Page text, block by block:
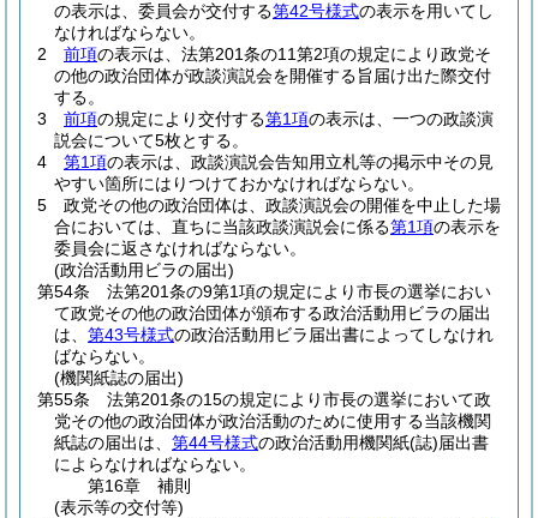
の表示は、委員会が交付する第42号様式の表示を用いてし
なければならない。
2
前項の表示は、法第201条の11第2項の規定により政党そ
の他の政治団体が政談演説会を開催する旨届け出た際交付
する。
3
前項の規定により交付する第1項の表示は、一つの政談演
説会について5枚とする。
4
第1項の表示は、政談演説会告知用立札等の掲示中その見
やすい箇所にはりつけておかなければならない。
5
政党その他の政治団体は、政談演説会の開催を中止した場
合においては、直ちに当該政談演説会に係る第1項の表示を
委員会に返さなければならない。
(政治活動用ビラの届出)
第54条
法第201条の9第1項の規定により市長の選挙におい
て政党その他の政治団体が頒布する政治活動用ビラの届出
は、 第43号様式の政治活動用ビラ届出書によってしなけれ
ばならない。
(機関紙誌の届出)
第55条
法第201条の15の規定により市長の選挙において政
党その他の政治団体が政治活動のために使用する当該機関
紙誌の届出は、 第44号様式の政治活動用機関紙(誌)届出書
によらなければならない。
第16章
補則
(表示等の交付等)